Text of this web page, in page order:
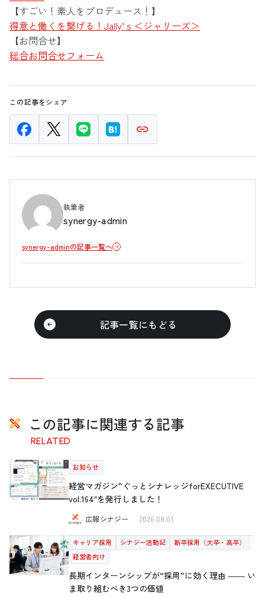
【すごい！素人をプロデュース！】
得意と働くを繋げる！Jally‘ｓ＜ジャリーズ＞
【お問合せ】
総合お問合せフォーム
この記事をシェア
執筆者
synergy-admin
synergy-adminの記事一覧へ
記事一覧にもどる
この記事に関連する記事
RELATED
お知らせ
経営マガジン”ぐっとシナレッジforEXECUTIVE
vol.164″を発行しました！
広報シナジー 2026.08.01
キャリア採用 シナジー活動記
新卒採用（大卒・高卒）
経営者向け
長期インターンシップが“採用”に効く理由 ―― い
ま取り組むべき3つの価値